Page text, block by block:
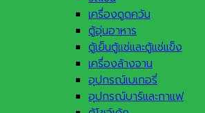
เครื่องดูดควัน
ตู้อุ่นอาหาร
ตู้เย็นตู้แช่และตู้แช่แข็ง
เครื่องล้างจาน
อุปกรณ์เบเกอรี่
อุปกรณ์บาร์และกาแฟ